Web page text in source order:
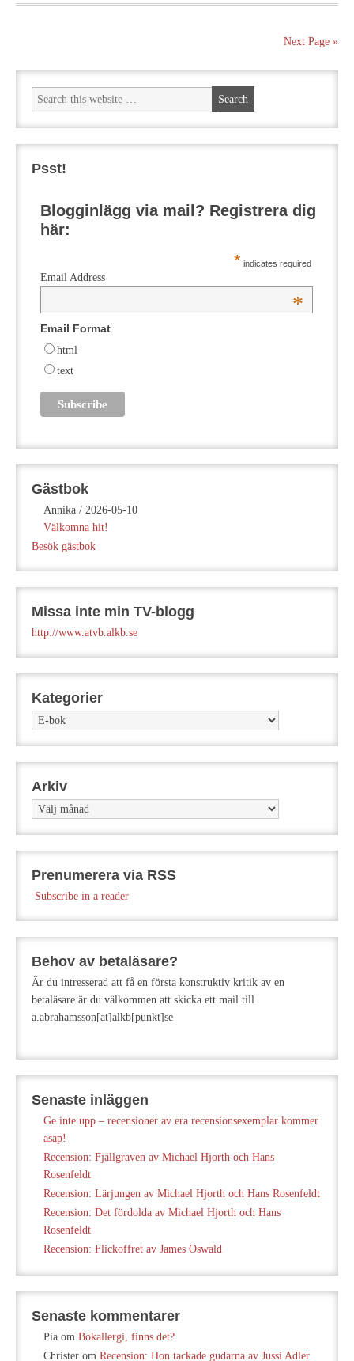
Next Page »
Psst!
Blogginlägg via mail? Registrera dig
här:
* indicates required
Email Address
*
Email Format
html
text
Gästbok
Annika / 2026-05-10
Välkomna hit!
Besök gästbok
Missa inte min TV-blogg
http://www.atvb.alkb.se
Kategorier
Kategorier
Arkiv
Arkiv
Prenumerera via RSS
Subscribe in a reader
Behov av betaläsare?
Är du intresserad att få en första konstruktiv kritik av en
betaläsare är du välkommen att skicka ett mail till
a.abrahamsson[at]alkb[punkt]se
Senaste inläggen
Ge inte upp – recensioner av era recensionsexemplar kommer
asap!
Recension: Fjällgraven av Michael Hjorth och Hans
Rosenfeldt
Recension: Lärjungen av Michael Hjorth och Hans Rosenfeldt
Recension: Det fördolda av Michael Hjorth och Hans
Rosenfeldt
Recension: Flickoffret av James Oswald
Senaste kommentarer
Pia om Bokallergi, finns det?
Christer om Recension: Hon tackade gudarna av Jussi Adler